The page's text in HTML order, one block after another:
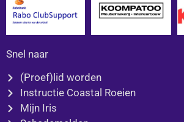
Snel naar
(Proef)lid worden
Instructie Coastal Roeien
Mijn Iris